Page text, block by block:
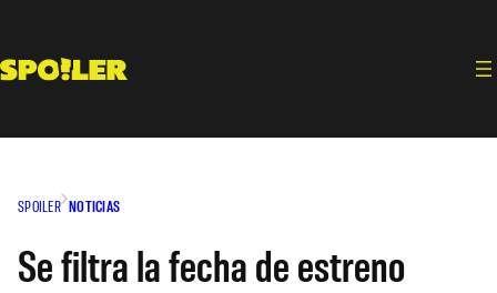
contenido
SPOILER NOTICIAS
Se filtra la fecha de estreno